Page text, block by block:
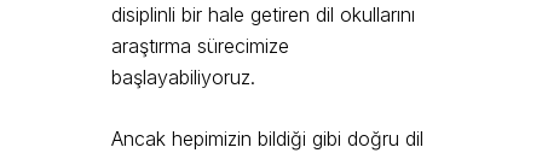
disiplinli bir hale getiren dil okullarını
araştırma sürecimize
başlayabiliyoruz.
Ancak hepimizin bildiği gibi doğru dil